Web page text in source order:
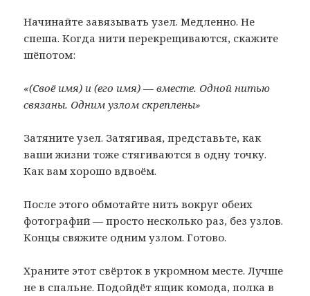
Начинайте завязывать узел. Медленно. Не
спеша. Когда нити перекрещиваются, скажите
шёпотом:
«(Своё имя) и (его имя) — вместе. Одной нитью
связаны. Одним узлом скреплены»
Затяните узел. Затягивая, представьте, как
ваши жизни тоже стягиваются в одну точку.
Как вам хорошо вдвоём.
После этого обмотайте нить вокруг обеих
фотографий — просто несколько раз, без узлов.
Концы свяжите одним узлом. Готово.
Храните этот свёрток в укромном месте. Лучше
не в спальне. Подойдёт ящик комода, полка в